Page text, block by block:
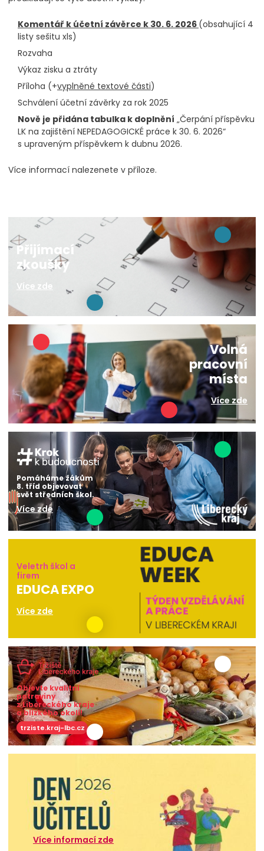
Komentář k účetní závěrce k 30. 6. 2026 (obsahující 4
listy sešitu xls)
Rozvaha
Výkaz zisku a ztráty
Příloha (+vyplněné textové části)
Schválení účetní závěrky za rok 2025
Nově je přidána tabulka k doplnění „Čerpání příspěvku
LK na zajištění NEPEDAGOGICKÉ práce k 30. 6. 2026“
s upraveným příspěvkem k dubnu 2026.
Více informací nalezenete v příloze.
Přijímací
zkoušky
Více zde
Volná
pracovní
místa
Více zde
Pomáháme žákům
8. tříd objevovat
svět středních škol.
Více zde
Veletrh škol a
firem
EDUCA EXPO
Více zde
Objevte kvalitní
potraviny
z Libereckého kraje
a blízkého okolí!
trziste.kraj-lbc.cz
Více informací zde